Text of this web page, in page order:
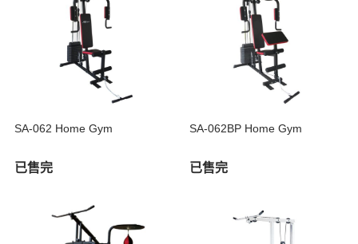
SA-062 Home Gym
已售完
SA-062BP Home Gym
已售完